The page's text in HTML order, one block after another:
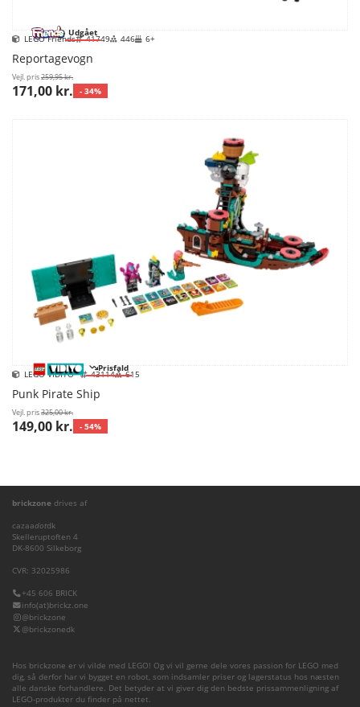
Udgået
LEGO Friends 41749 446 6+
Reportagevogn
Vejl. pris259,95 kr.
171,00 kr. - 34%
Prisfald
LEGO VIDIYO™ 43114 615
Punk Pirate Ship
Vejl. pris325,00 kr.
149,00 kr. - 54%
brickzone drives af
cazaadotdk
Skelleruptoften 4
DK-8600 Silkeborg
CVR: 32025986
+45 606 BRICK
info(at)brickz.one
@brickzone
@brickzonedk
Hos brickzone er vi vilde med LEGO! Og vi vil gerne dele vores passion for LEGO med
dig, så derfor har vi bygget en robot, som indsamler priser og lagerstatus hos næsten
alle danske forhandlere. Det betyder at vi giver dig den bedste prissammenligning af
LEGO-produkter du finder på nettet.